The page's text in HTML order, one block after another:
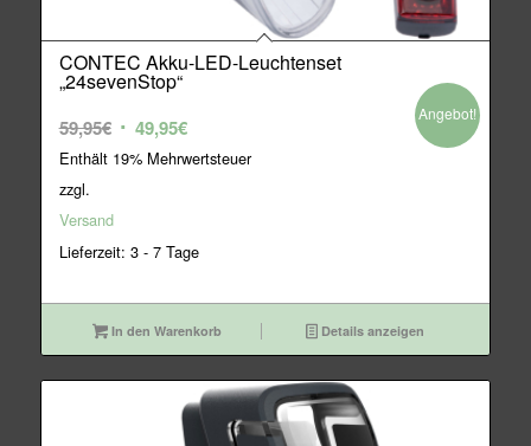
CONTEC Akku-LED-Leuchtenset
„24sevenStop“
59,95€ Ursprünglicher
Preis
49,95€Aktueller
Preis
Enthält 19% Mehrwertsteuer
zzgl.
Versand
Lieferzeit: 3 - 7 Tage
Angebot!
In den Warenkorb Details anzeigen